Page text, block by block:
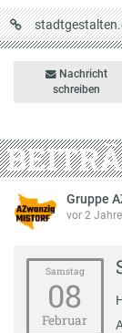
URL
auf
Nachricht
schreiben
Gruppe
vor 2
Samstag
08
Februar